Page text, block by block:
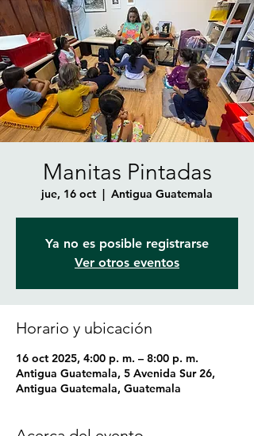
Manitas Pintadas
jue, 16 oct
  |
Antigua Guatemala
Ya no es posible registrarse
Ver otros eventos
Horario y ubicación
16 oct 2025, 4:00 p. m. – 8:00 p. m.
Antigua Guatemala, 5 Avenida Sur 26,
Antigua Guatemala, Guatemala